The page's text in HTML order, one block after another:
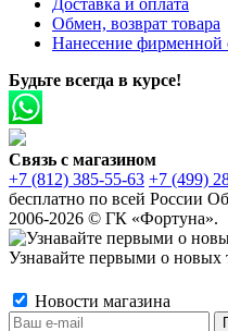
Доставка и оплата
Обмен, возврат товара
Нанесение фирменной
Будьте всегда в курсе!
Связь с магазином
+7 (812) 385-55-63 +7 (499)
бесплатно по всей России
2006-2026 © ГК «Фортуна».
Узнавайте первыми о новых
Новости магазина